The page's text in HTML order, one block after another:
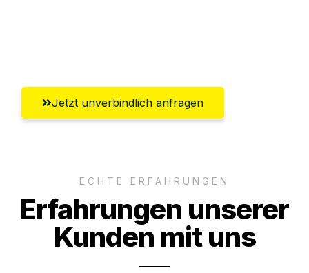
Jetzt unverbindlich anfragen
ECHTE ERFAHRUNGEN
Erfahrungen unserer
Kunden mit uns